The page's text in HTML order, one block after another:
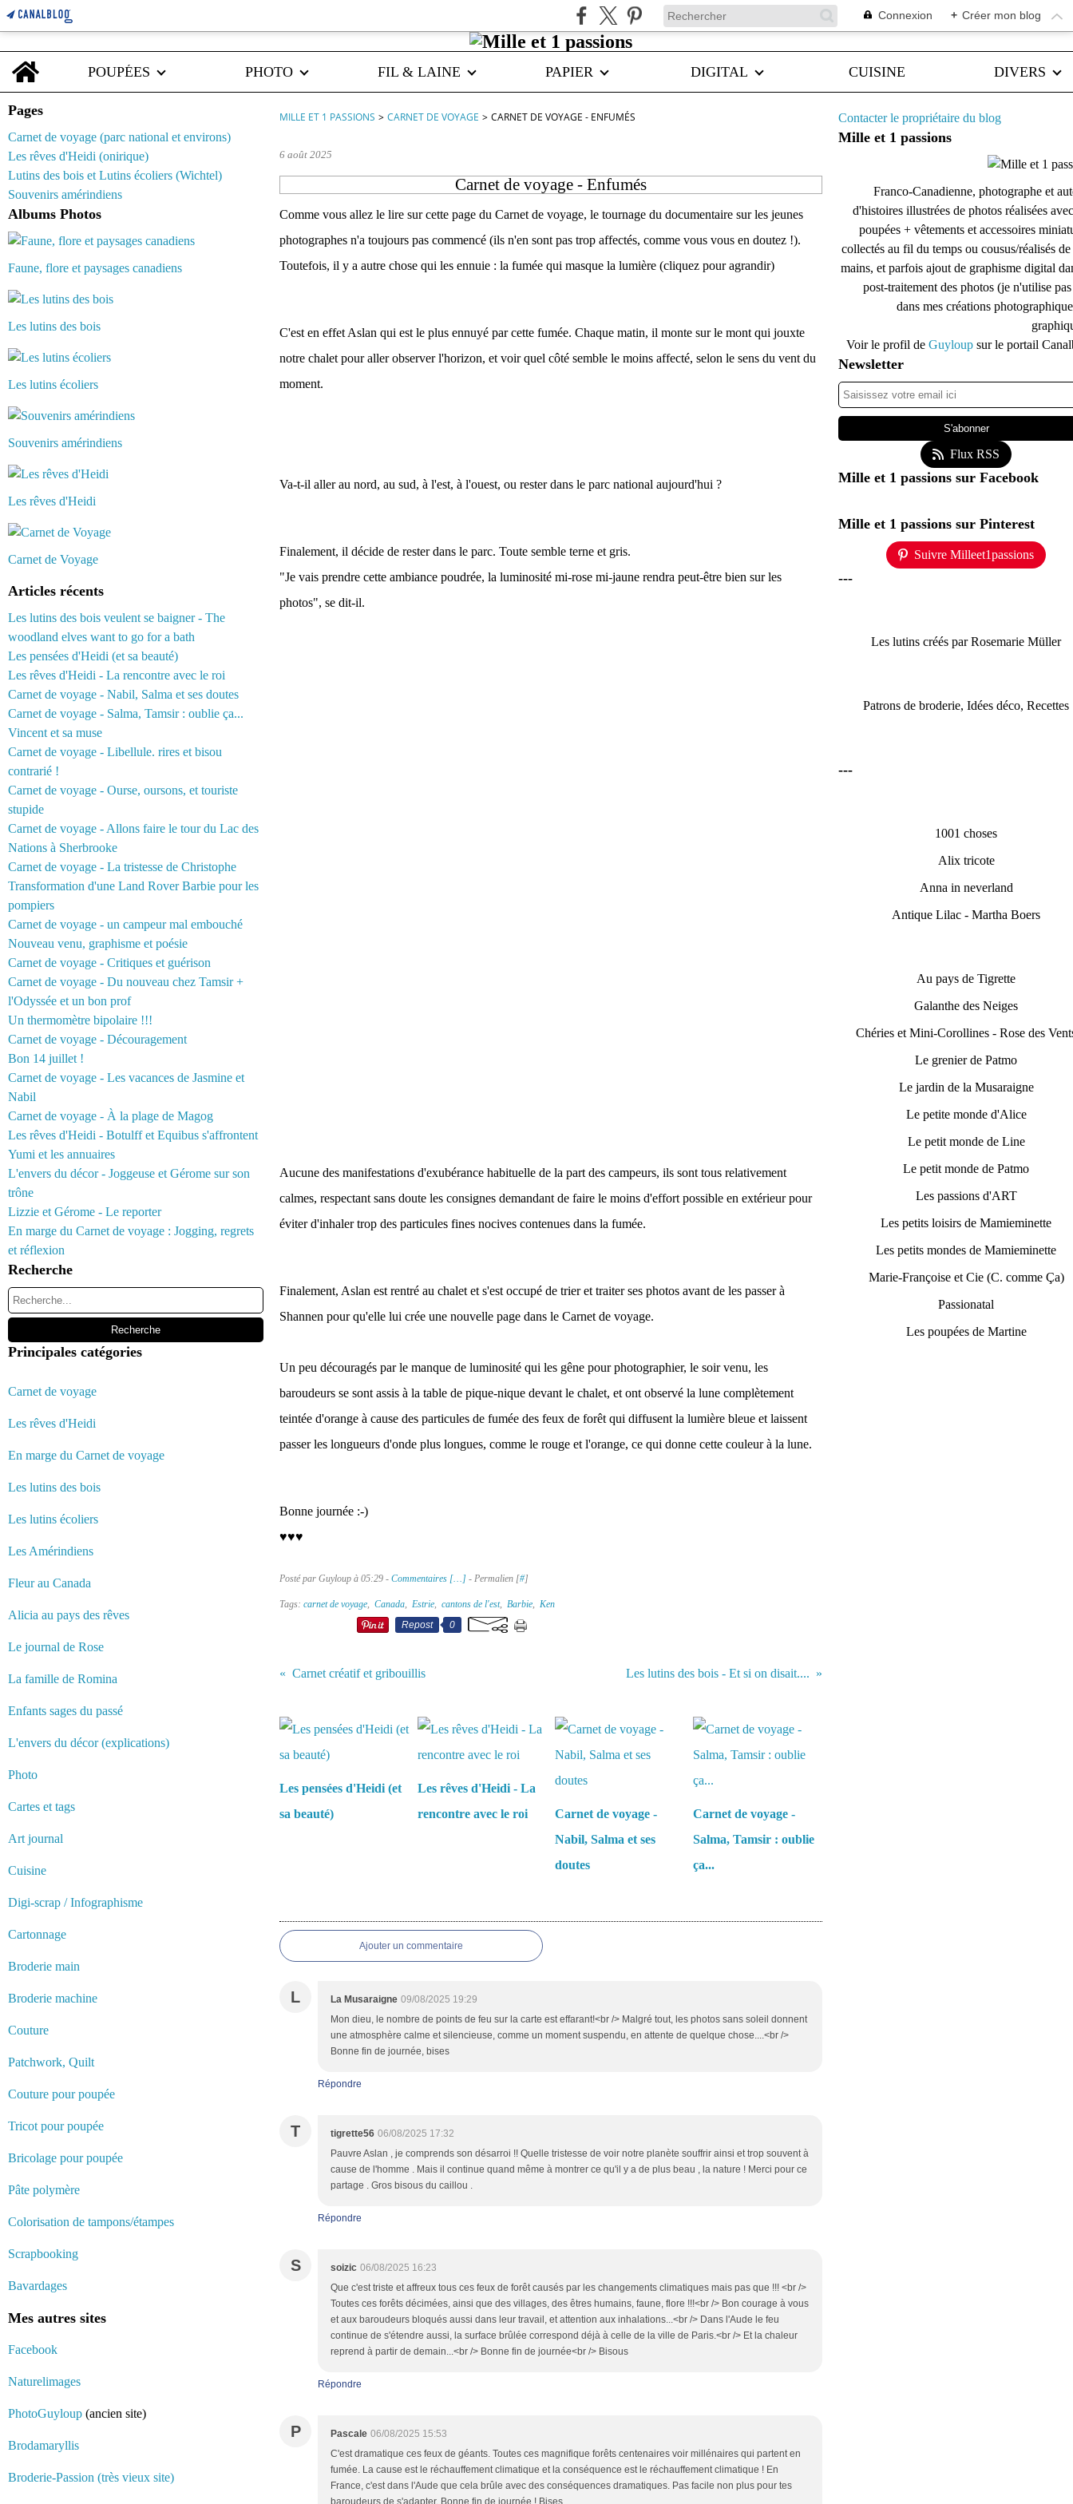
Connexion + Créer mon blog
Home
POUPÉES
PHOTO FIL & LAINE PAPIER DIGITAL CUISINE DIVERS
Pages
Carnet de voyage (parc national et environs)
Les rêves d'Heidi (onirique)
Lutins des bois et Lutins écoliers (Wichtel)
Souvenirs amérindiens
Albums Photos
Faune, flore et paysages canadiens
Les lutins des bois
Les lutins écoliers
Souvenirs amérindiens
Les rêves d'Heidi
Carnet de Voyage
Articles récents
Les lutins des bois veulent se baigner - The
woodland elves want to go for a bath
Les pensées d'Heidi (et sa beauté)
Les rêves d'Heidi - La rencontre avec le roi
Carnet de voyage - Nabil, Salma et ses doutes
Carnet de voyage - Salma, Tamsir : oublie ça...
Vincent et sa muse
Carnet de voyage - Libellule. rires et bisou
contrarié !
Carnet de voyage - Ourse, oursons, et touriste
stupide
Carnet de voyage - Allons faire le tour du Lac des
Nations à Sherbrooke
Carnet de voyage - La tristesse de Christophe
Transformation d'une Land Rover Barbie pour les
pompiers
Carnet de voyage - un campeur mal embouché
Nouveau venu, graphisme et poésie
Carnet de voyage - Critiques et guérison
Carnet de voyage - Du nouveau chez Tamsir +
l'Odyssée et un bon prof
Un thermomètre bipolaire !!!
Carnet de voyage - Découragement
Bon 14 juillet !
Carnet de voyage - Les vacances de Jasmine et
Nabil
Carnet de voyage - À la plage de Magog
Les rêves d'Heidi - Botulff et Equibus s'affrontent
Yumi et les annuaires
L'envers du décor - Joggeuse et Gérome sur son
trône
Lizzie et Gérome - Le reporter
En marge du Carnet de voyage : Jogging, regrets
et réflexion
Recherche
Principales catégories
Carnet de voyage
Les rêves d'Heidi
En marge du Carnet de voyage
Les lutins des bois
Les lutins écoliers
Les Amérindiens
Fleur au Canada
Alicia au pays des rêves
Le journal de Rose
La famille de Romina
Enfants sages du passé
L'envers du décor (explications)
Photo
Cartes et tags
Art journal
Cuisine
Digi-scrap / Infographisme
Cartonnage
Broderie main
Broderie machine
Couture
Patchwork, Quilt
Couture pour poupée
Tricot pour poupée
Bricolage pour poupée
Pâte polymère
Colorisation de tampons/étampes
Scrapbooking
Bavardages
Mes autres sites
Facebook
Naturelimages
PhotoGuyloup (ancien site)
Brodamaryllis
Broderie-Passion (très vieux site)
MILLE ET 1 PASSIONS > CARNET DE VOYAGE > CARNET DE VOYAGE - ENFUMÉS
6 août 2025
Carnet de voyage - Enfumés
Comme vous allez le lire sur cette page du Carnet de voyage, le tournage du documentaire sur les jeunes
photographes n'a toujours pas commencé (ils n'en sont pas trop affectés, comme vous vous en doutez !).
Toutefois, il y a autre chose qui les ennuie : la fumée qui masque la lumière (cliquez pour agrandir)
C'est en effet Aslan qui est le plus ennuyé par cette fumée. Chaque matin, il monte sur le mont qui jouxte
notre chalet pour aller observer l'horizon, et voir quel côté semble le moins affecté, selon le sens du vent du
moment.
Va-t-il aller au nord, au sud, à l'est, à l'ouest, ou rester dans le parc national aujourd'hui ?
Finalement, il décide de rester dans le parc. Toute semble terne et gris.
"Je vais prendre cette ambiance poudrée, la luminosité mi-rose mi-jaune rendra peut-être bien sur les
photos", se dit-il.
Aucune des manifestations d'exubérance habituelle de la part des campeurs, ils sont tous relativement
calmes, respectant sans doute les consignes demandant de faire le moins d'effort possible en extérieur pour
éviter d'inhaler trop des particules fines nocives contenues dans la fumée.
Finalement, Aslan est rentré au chalet et s'est occupé de trier et traiter ses photos avant de les passer à
Shannen pour qu'elle lui crée une nouvelle page dans le Carnet de voyage.
Un peu découragés par le manque de luminosité qui les gêne pour photographier, le soir venu, les
baroudeurs se sont assis à la table de pique-nique devant le chalet, et ont observé la lune complètement
teintée d'orange à cause des particules de fumée des feux de forêt qui diffusent la lumière bleue et laissent
passer les longueurs d'onde plus longues, comme le rouge et l'orange, ce qui donne cette couleur à la lune.
Bonne journée :-)
♥♥♥
Posté par Guyloup à 05:29 - Commentaires […] - Permalien [#]
Tags: carnet de voyage, Canada, Estrie, cantons de l'est, Barbie, Ken
Repost
0
Carnet créatif et gribouillis Les lutins des bois - Et si on disait....
Les pensées d'Heidi (et
sa beauté)
Les rêves d'Heidi - La
rencontre avec le roi
Carnet de voyage -
Nabil, Salma et ses
doutes
Carnet de voyage -
Salma, Tamsir : oublie
ça...
Ajouter un commentaire
L La Musaraigne 09/08/2025 19:29
Mon dieu, le nombre de points de feu sur la carte est effarant!<br /> Malgré tout, les photos sans soleil donnent
une atmosphère calme et silencieuse, comme un moment suspendu, en attente de quelque chose....<br />
Bonne fin de journée, bises
Répondre
T tigrette56 06/08/2025 17:32
Pauvre Aslan , je comprends son désarroi !! Quelle tristesse de voir notre planète souffrir ainsi et trop souvent à
cause de l'homme . Mais il continue quand même à montrer ce qu'il y a de plus beau , la nature ! Merci pour ce
partage . Gros bisous du caillou .
Répondre
S soizic 06/08/2025 16:23
Que c'est triste et affreux tous ces feux de forêt causés par les changements climatiques mais pas que !!! <br />
Toutes ces forêts décimées, ainsi que des villages, des êtres humains, faune, flore !!!<br /> Bon courage à vous
et aux baroudeurs bloqués aussi dans leur travail, et attention aux inhalations...<br /> Dans l'Aude le feu
continue de s'étendre aussi, la surface brûlée correspond déjà à celle de la ville de Paris.<br /> Et la chaleur
reprend à partir de demain...<br /> Bonne fin de journée<br /> Bisous
Répondre
P Pascale 06/08/2025 15:53
C'est dramatique ces feux de géants. Toutes ces magnifique forêts centenaires voir millénaires qui partent en
fumée. La cause est le réchauffement climatique et la conséquence est le réchauffement climatique ! En
France, c'est dans l'Aude que cela brûle avec des conséquences dramatiques. Pas facile non plus pour tes
baroudeurs de s'adapter. Bonne fin de journée ! Bises
Contacter le propriétaire du blog
Mille et 1 passions
Franco-Canadienne, photographe et
d'histoires illustrées de photos réalisées
poupées + vêtements et accessoires
collectés au fil du temps ou cousus/réalisés de
mains, et parfois ajout de graphisme digital
post-traitement des photos (je n'utilise
dans mes créations
Voir le profil de Guyloup sur le portail
Newsletter
Flux RSS
Mille et 1 passions sur Facebook
Mille et 1 passions sur Pinterest
Suivre Milleet1passions
---
Les lutins créés par Rosemarie Müller
Patrons de broderie, Idées déco, Recettes
---
1001 choses
Alix tricote
Anna in neverland
Antique Lilac - Martha Boers
Au pays de Tigrette
Galanthe des Neiges
Chéries et Mini-Corollines - Rose des
Le grenier de Patmo
Le jardin de la Musaraigne
Le petite monde d'Alice
Le petit monde de Line
Le petit monde de Patmo
Les passions d'ART
Les petits loisirs de Mamieminette
Les petits mondes de Mamieminette
Marie-Françoise et Cie (C. comme Ça)
Passionatal
Les poupées de Martine